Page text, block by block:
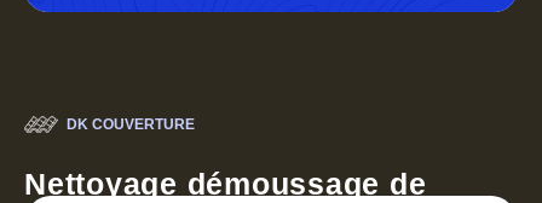
DK COUVERTURE
Nettoyage démoussage de